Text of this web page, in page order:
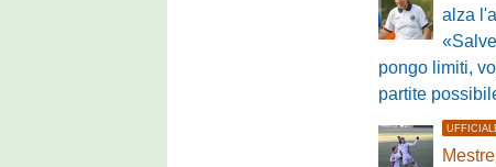
alza
pongo limiti,
partite